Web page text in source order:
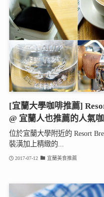
[宜蘭大學咖啡推薦]
@ 宜蘭人也推薦的人氣
位於宜蘭大學附近的 Resort
裝潢加上精緻的...
2017-07-12 宜蘭美食推薦